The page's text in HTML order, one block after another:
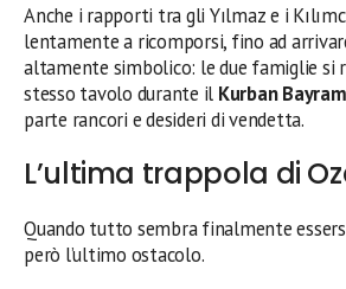
Anche i rapporti tra gli Yılmaz e i
lentamente a ricomporsi, fino ad
altamente simbolico: le due famiglie si
stesso tavolo durante il Kurban
parte rancori e desideri di vendetta.
L’ultima trappola di
Quando tutto sembra finalmente
però l’ultimo ostacolo.